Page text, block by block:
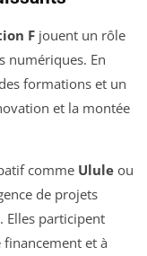
F jouent un rôle
numériques. En
formations et un
et la montée
comme Ulule ou
de projets
Elles participent
et à